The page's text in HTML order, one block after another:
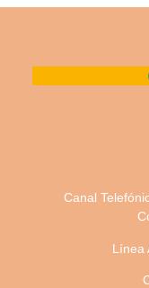
Canal
Línea